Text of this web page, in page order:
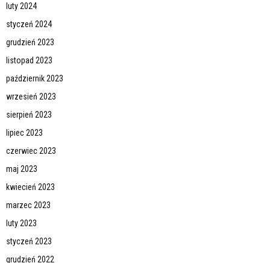
luty 2024
styczeń 2024
grudzień 2023
listopad 2023
październik 2023
wrzesień 2023
sierpień 2023
lipiec 2023
czerwiec 2023
maj 2023
kwiecień 2023
marzec 2023
luty 2023
styczeń 2023
grudzień 2022